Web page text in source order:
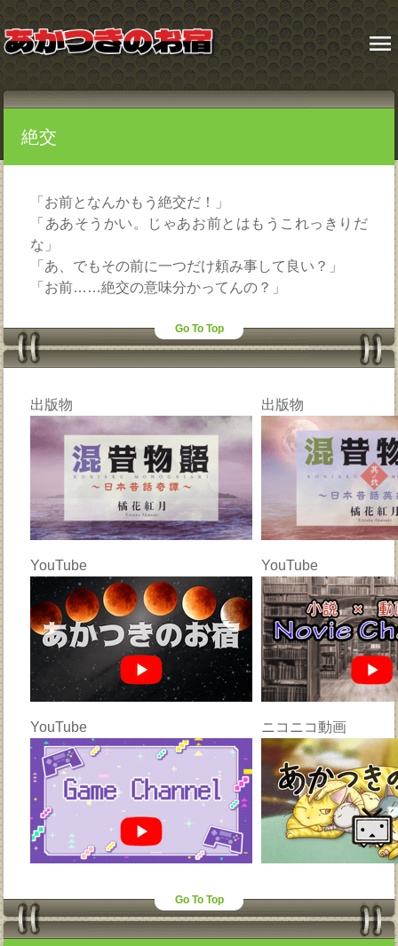
menu
絶交
「お前となんかもう絶交だ！」
「ああそうかい。じゃあお前とはもうこれっきりだ
な」
「あ、でもその前に一つだけ頼み事して良い？」
「お前……絶交の意味分かってんの？」
Go To Top
出版物 出版物
YouTube YouTube
YouTube ニコニコ動画
Go To Top